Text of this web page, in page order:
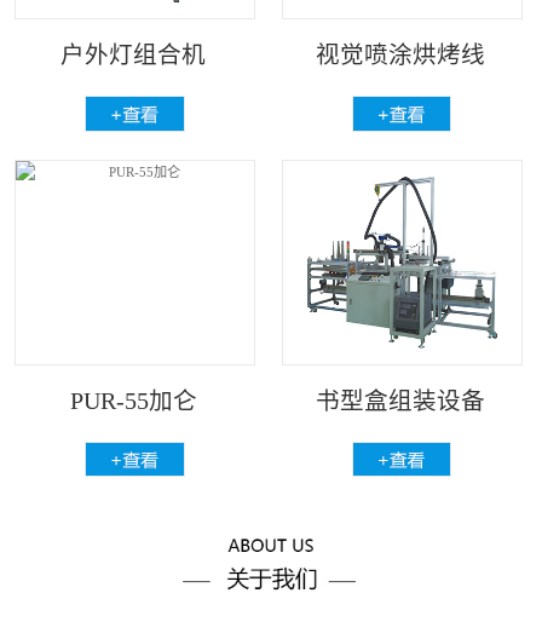
户外灯组合机 视觉喷涂烘烤线
PUR-55加仑 书型盒组装设备